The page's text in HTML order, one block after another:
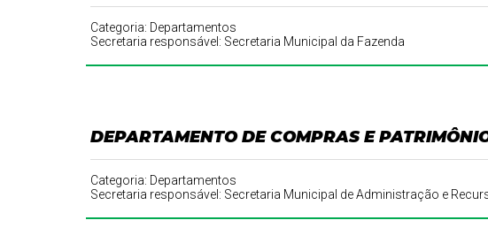
Categoria: Departamentos
Secretaria responsável: Secretaria Municipal da Fazenda
DEPARTAMENTO DE COMPRAS E
Categoria: Departamentos
Secretaria responsável: Secretaria Municipal de Administração e